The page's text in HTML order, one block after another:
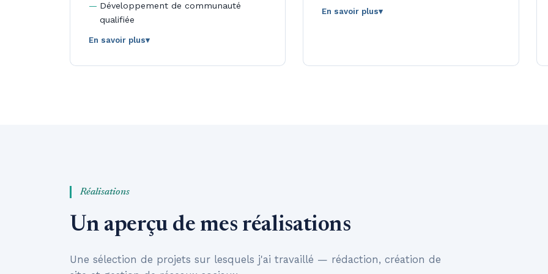
Développement de communauté
qualifiée
En savoir plus▾
En savoir plus▾
Réalisations
Un aperçu de mes réalisations
Une sélection de projets sur lesquels j'ai travaillé — rédaction, création de